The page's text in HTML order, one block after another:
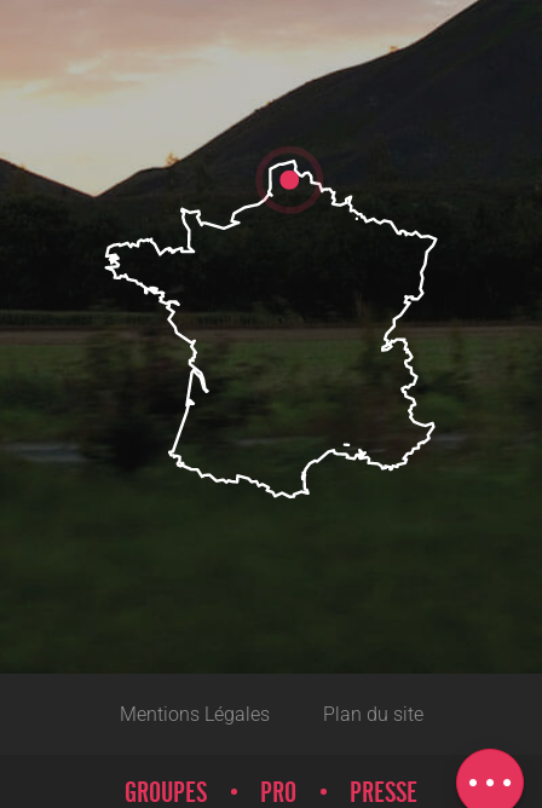
Tarifs
Mentions Légales Plan du site
GROUPES PRO PRESSE